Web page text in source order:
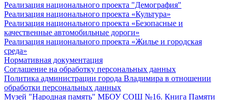
Реализация национального проекта "Демография"
Реализация национального проекта «Культура»
Реализация национального проекта «Безопасные и
качественные автомобильные дороги»
Реализация национального проекта «Жилье и городская
среда»
Нормативная документация
Соглашение на обработку персональных данных
Политика администрации города Владимира в отношении
обработки персональных данных
Музей "Народная память" МБОУ СОШ №16. Книга Памяти